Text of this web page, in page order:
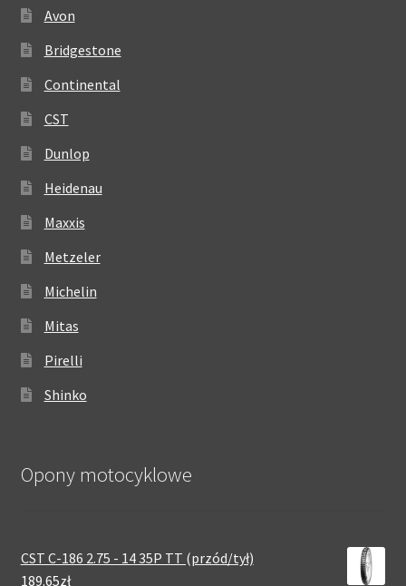
Avon
Bridgestone
Continental
CST
Dunlop
Heidenau
Maxxis
Metzeler
Michelin
Mitas
Pirelli
Shinko
Opony motocyklowe
CST C-186 2.75 - 14 35P TT (przód/tył)
189.65zł